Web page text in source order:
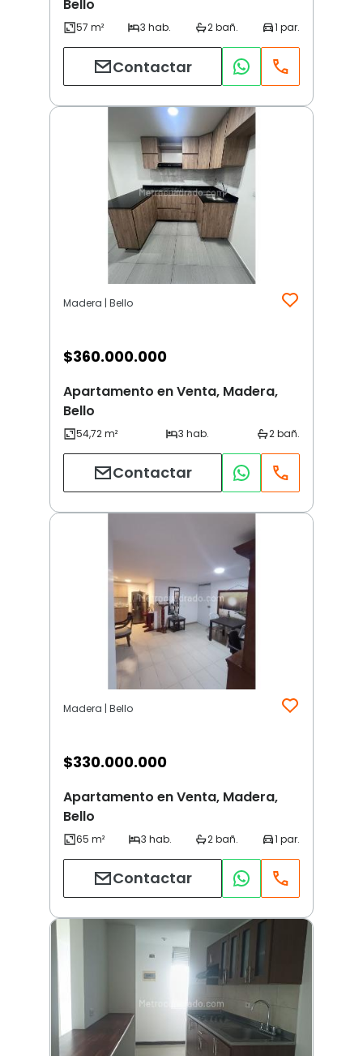
Bello
Contactar
Madera | Bello
$360.000.000
Apartamento en Venta, Madera,
Bello
Contactar
Madera | Bello
$330.000.000
Apartamento en Venta, Madera,
Bello
Contactar